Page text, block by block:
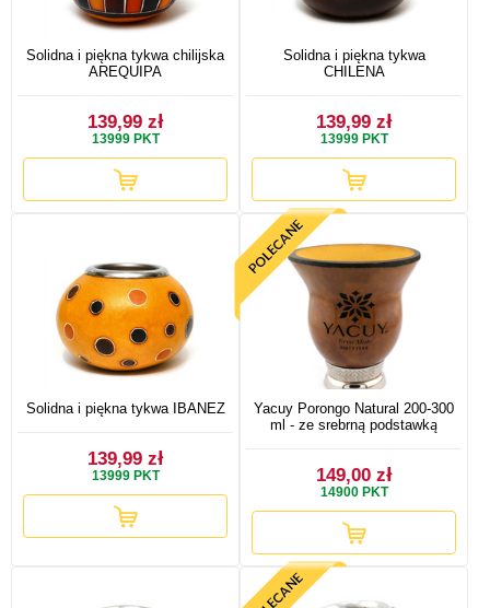
Solidna i piękna tykwa chilijska
AREQUIPA
139,99 zł
13999PKT
Solidna i piękna tykwa
CHILENA
139,99 zł
13999PKT
Solidna i piękna tykwa IBANEZ
139,99 zł
13999PKT
Yacuy Porongo Natural 200-300
ml - ze srebrną podstawką
149,00 zł
14900PKT